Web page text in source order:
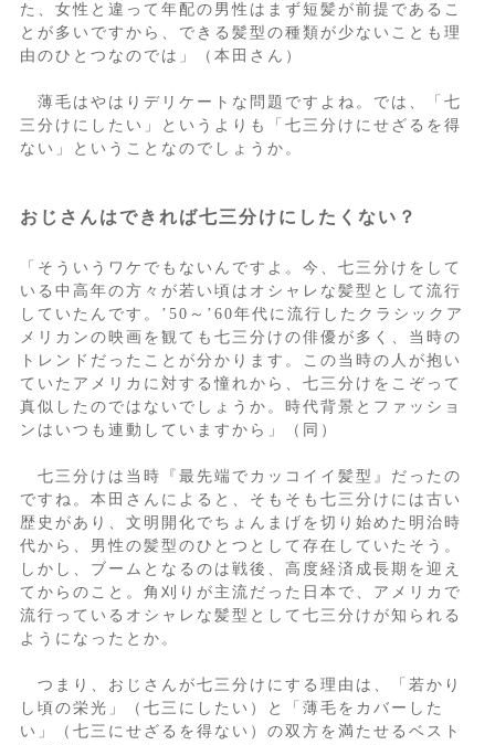
た、女性と違って年配の男性はまず短髪が前提であるこ
とが多いですから、できる髪型の種類が少ないことも理
由のひとつなのでは」（本田さん）
薄毛はやはりデリケートな問題ですよね。では、「七
三分けにしたい」というよりも「七三分けにせざるを得
ない」ということなのでしょうか。
おじさんはできれば七三分けにしたくない？
「そういうワケでもないんですよ。今、七三分けをして
いる中高年の方々が若い頃はオシャレな髪型として流行
していたんです。’50～’60年代に流行したクラシックア
メリカンの映画を観ても七三分けの俳優が多く、当時の
トレンドだったことが分かります。この当時の人が抱い
ていたアメリカに対する憧れから、七三分けをこぞって
真似したのではないでしょうか。時代背景とファッショ
ンはいつも連動していますから」（同）
七三分けは当時『最先端でカッコイイ髪型』だったの
ですね。本田さんによると、そもそも七三分けには古い
歴史があり、文明開化でちょんまげを切り始めた明治時
代から、男性の髪型のひとつとして存在していたそう。
しかし、ブームとなるのは戦後、高度経済成長期を迎え
てからのこと。角刈りが主流だった日本で、アメリカで
流行っているオシャレな髪型として七三分けが知られる
ようになったとか。
つまり、おじさんが七三分けにする理由は、「若かり
し頃の栄光」（七三にしたい）と「薄毛をカバーした
い」（七三にせざるを得ない）の双方を満たせるベスト